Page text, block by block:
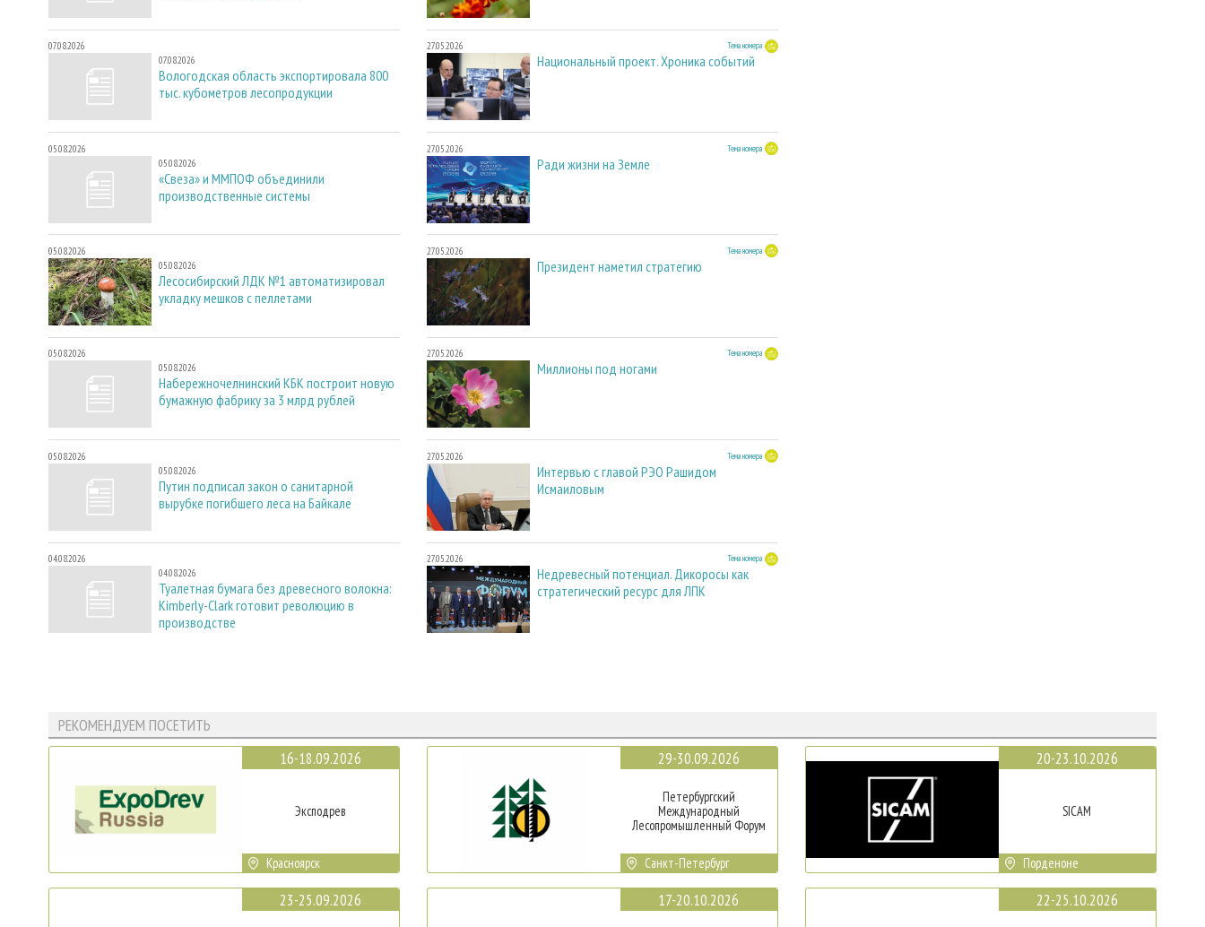
07.08.2026
07.08.2026
Вологодская область экспортировала 800
тыс. кубометров лесопродукции
05.08.2026
05.08.2026
«Свеза» и ММПОФ объединили
производственные системы
05.08.2026
05.08.2026
Лесосибирский ЛДК №1 автоматизировал
укладку мешков с пеллетами
05.08.2026
05.08.2026
Набережночелнинский КБК построит новую
бумажную фабрику за 3 млрд рублей
05.08.2026
05.08.2026
Путин подписал закон о санитарной
вырубке погибшего леса на Байкале
04.08.2026
04.08.2026
Туалетная бумага без древесного волокна:
Kimberly-Clark готовит революцию в
производстве
27.05.2026 Тема номера
Национальный проект. Хроника событий
27.05.2026 Тема номера
Ради жизни на Земле
27.05.2026 Тема номера
Президент наметил стратегию
27.05.2026 Тема номера
Миллионы под ногами
27.05.2026 Тема номера
Интервью с главой РЭО Рашидом
Исмаиловым
27.05.2026 Тема номера
Недревесный потенциал. Дикоросы как
стратегический ресурс для ЛПК
РЕКОМЕНДУЕМ ПОСЕТИТЬ
16-18.09.2026
Эксподрев
Красноярск
23-25.09.2026
29-30.09.2026
Петербургский
Международный
Лесопромышленный Форум
Санкт-Петербург
17-20.10.2026
20-23.10.2026
SICAM
Порденоне
22-25.10.2026